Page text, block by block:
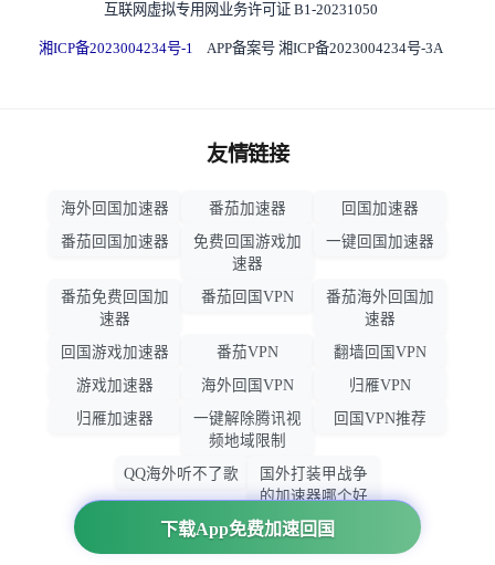
下载App免费加速回国
互联网虚拟专用网业务许可证 B1-20231050
湘ICP备2023004234号-1 APP备案号 湘ICP备2023004234号-3A
友情链接
海外回国加速器 番茄加速器
回国加速器
番茄回国加速器
免费回国游戏加
速器
一键回国加速器
番茄免费回国加
速器
番茄回国VPN
番茄海外回国加
速器
回国游戏加速器
番茄VPN
翻墙回国VPN
游戏加速器
海外回国VPN
归雁VPN
归雁加速器
一键解除腾讯视
频地域限制
回国VPN推荐
QQ海外听不了歌
国外打装甲战争
的加速器哪个好
用